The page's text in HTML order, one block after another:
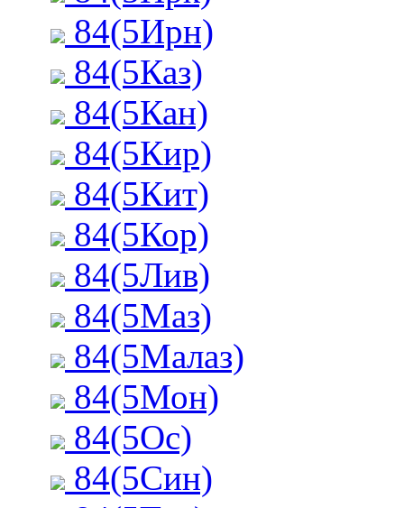
84(5Ирн)
84(5Каз)
84(5Кан)
84(5Кир)
84(5Кит)
84(5Кор)
84(5Лив)
84(5Маз)
84(5Малаз)
84(5Мон)
84(5Ос)
84(5Син)